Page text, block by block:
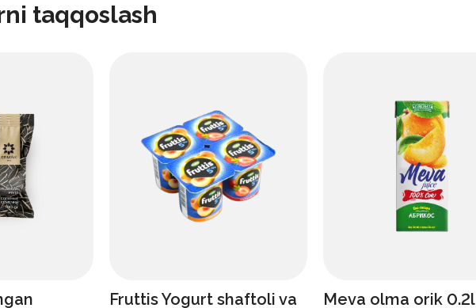
taqqoslash
Fruttis Yogurt shaftoli va
Meva olma orik 0.2l